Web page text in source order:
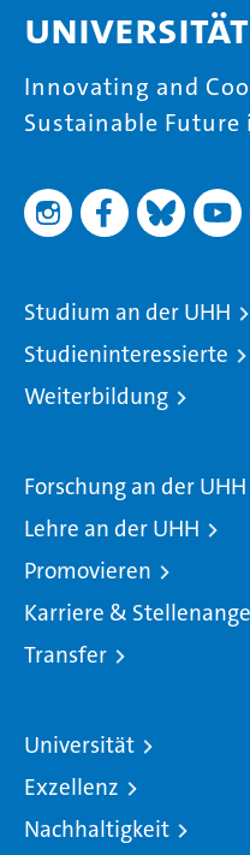
Innovating and
Sustainable Future
Studium an der UHH
Studieninteressierte
Weiterbildung
Forschung an der UHH
Lehre an der UHH
Promovieren
Karriere &
Transfer
Universität
Exzellenz
Nachhaltigkeit